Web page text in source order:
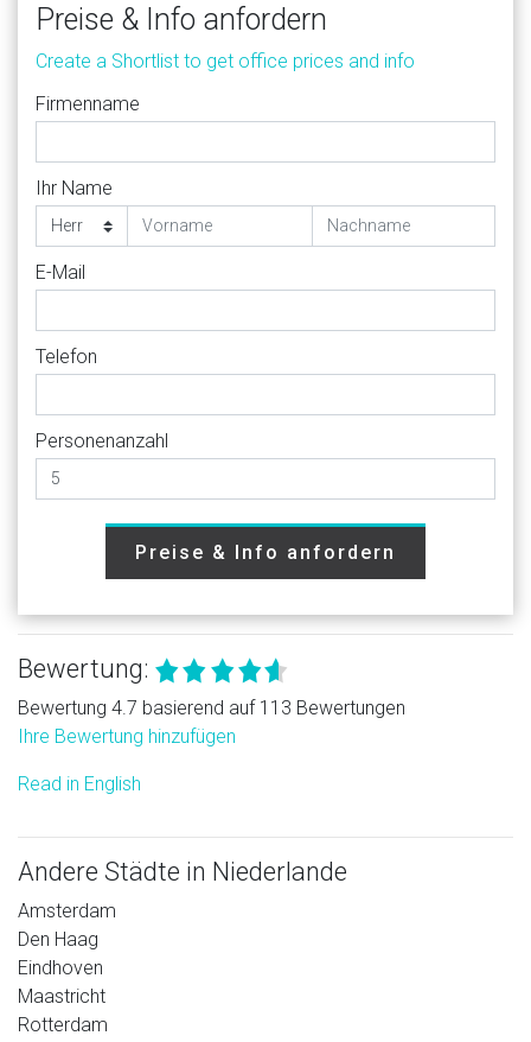
Preise & Info anfordern
Create a Shortlist to get office prices and info
Firmenname
Ihr Name
E-Mail
Telefon
Personenanzahl
Preise & Info anfordern
Bewertung:
Bewertung 4.7 basierend auf 113 Bewertungen
Ihre Bewertung hinzufügen
Read in English
Andere Städte in Niederlande
Amsterdam
Den Haag
Eindhoven
Maastricht
Rotterdam